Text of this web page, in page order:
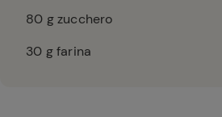
80 g zucchero
30 g farina